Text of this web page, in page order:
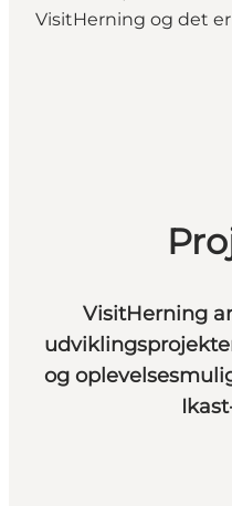
VisitHerning og det
VisitHerning
og